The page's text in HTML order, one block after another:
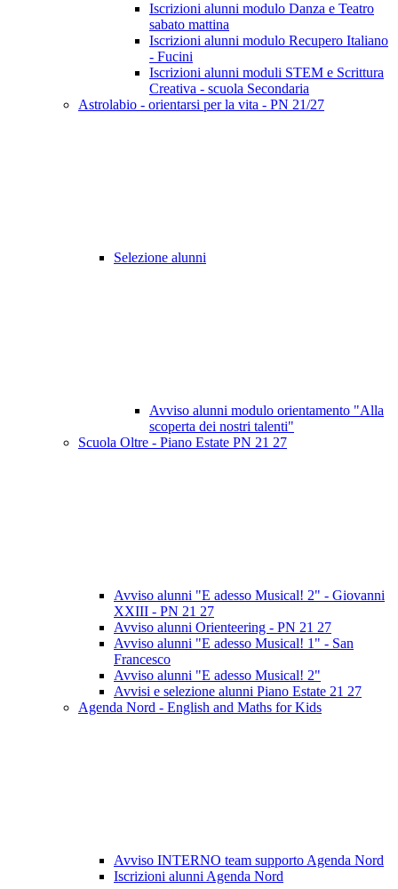
Iscrizioni alunni modulo Danza e Teatro
sabato mattina
Iscrizioni alunni modulo Recupero Italiano
- Fucini
Iscrizioni alunni moduli STEM e Scrittura
Creativa - scuola Secondaria
Astrolabio - orientarsi per la vita - PN 21/27
Selezione alunni
Avviso alunni modulo orientamento "Alla
scoperta dei nostri talenti"
Scuola Oltre - Piano Estate PN 21 27
Avviso alunni "E adesso Musical! 2" - Giovanni
XXIII - PN 21 27
Avviso alunni Orienteering - PN 21 27
Avviso alunni "E adesso Musical! 1" - San
Francesco
Avviso alunni "E adesso Musical! 2"
Avvisi e selezione alunni Piano Estate 21 27
Agenda Nord - English and Maths for Kids
Avviso INTERNO team supporto Agenda Nord
Iscrizioni alunni Agenda Nord